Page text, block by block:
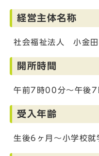
経営主体名称
社会福祉法人 小金田
開所時間
午前7時00分～午後
受入年齢
生後6ヶ月～小学校就